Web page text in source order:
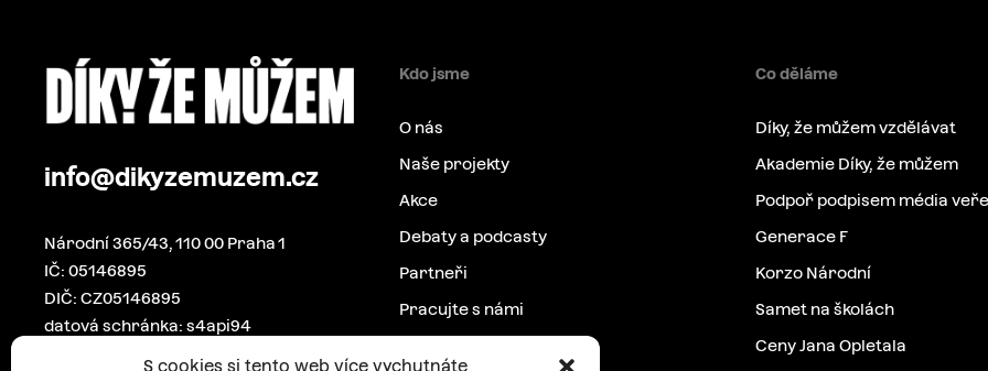
S cookies si tento web více vychutnáte
info@dikyzemuzem.cz
Národní 365/43, 110 00 Praha 1
IČ: 05146895
DIČ: CZ05146895
datová schránka: s4api94
Kdo jsme
O nás
Naše projekty
Akce
Debaty a podcasty
Partneři
Pracujte s námi
Co děláme
Díky, že můžem vzdělávat
Akademie Díky, že můžem
Podpoř podpisem média
Generace F
Korzo Národní
Samet na školách
Ceny Jana Opletala